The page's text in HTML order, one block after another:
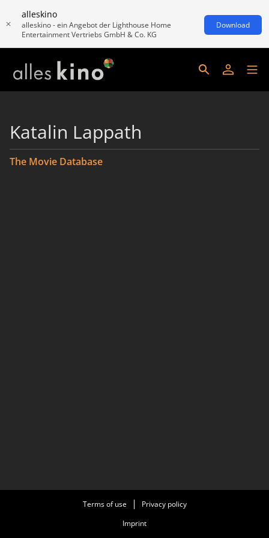
alleskino
alleskino - ein Angebot der Lighthouse Home
Entertainment Vertriebs GmbH & Co. KG
Download
Katalin Lappath
The Movie Database
Terms of use
Privacy policy
Imprint